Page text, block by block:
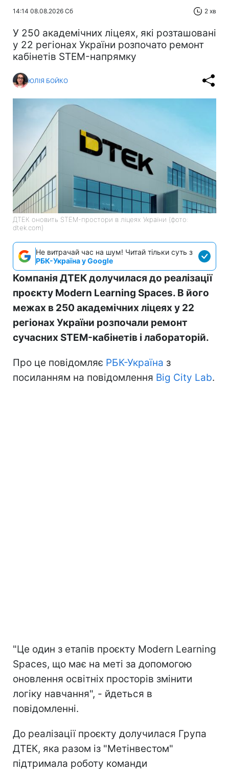
14:14 08.08.2026 Сб 2 хв
У 250 академічних ліцеях, які розташовані
у 22 регіонах України розпочато ремонт
кабінетів STEM-напрямку
ЮЛІЯ БОЙКО
ДТЕК оновить STEM-простори в ліцеях України (фото:
dtek.com)
Не витрачай час на шум! Читай тільки суть з
РБК-Україна у Google
Компанія ДТЕК долучилася до реалізації
проєкту Modern Learning Spaces. В його
межах в 250 академічних ліцеях у 22
регіонах України розпочали ремонт
сучасних STEM-кабінетів і лабораторій.
Про це повідомляє РБК-Україна з
посиланням на повідомлення Big City Lab.
"Це один з етапів проєкту Modern Learning
Spaces, що має на меті за допомогою
оновлення освітніх просторів змінити
логіку навчання", - йдеться в
повідомленні.
До реалізації проєкту долучилася Група
ДТЕК, яка разом із "Метінвестом"
підтримала роботу команди